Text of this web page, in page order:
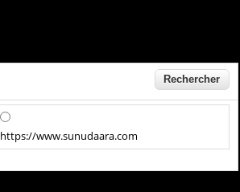
https://www.sunudaara.com